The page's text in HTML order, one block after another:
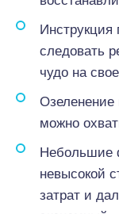
Инструкция
следовать
чудо на
Озеленение
можно
Небольшие
невысокой
затрат и